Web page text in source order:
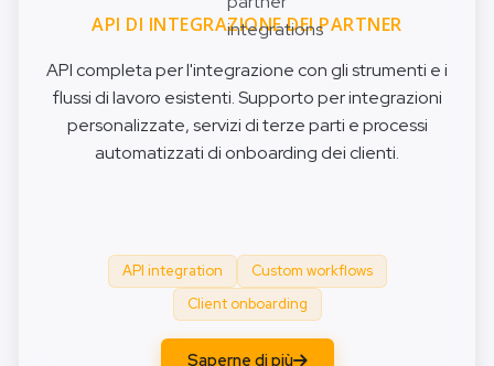
API DI INTEGRAZIONE DEI PARTNER
API completa per l'integrazione con gli strumenti e i
flussi di lavoro esistenti. Supporto per integrazioni
personalizzate, servizi di terze parti e processi
automatizzati di onboarding dei clienti.
API integration
Custom workflows
Client onboarding
Saperne di più